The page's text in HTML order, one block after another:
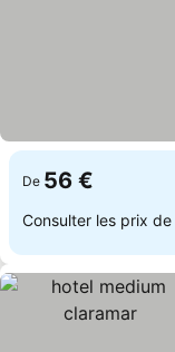
De 56 €
Consulter les prix de